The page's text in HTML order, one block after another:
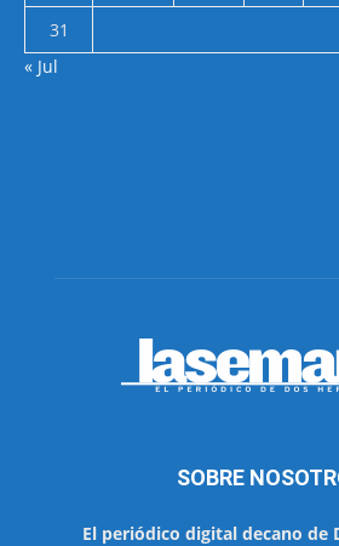
31
« Jul
SOBRE
El periódico digital decano de